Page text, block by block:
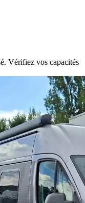
Vérifiez vos capacités